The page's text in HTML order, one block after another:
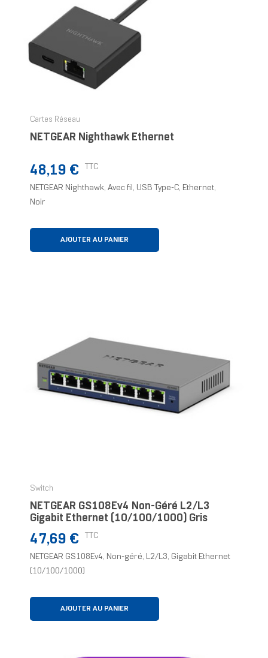
Cartes Réseau
NETGEAR Nighthawk Ethernet
Prix
48,19 € TTC
NETGEAR Nighthawk, Avec fil, USB Type-C, Ethernet,
Noir
AJOUTER AU PANIER
Switch
NETGEAR GS108Ev4 Non-Géré L2/L3
Gigabit Ethernet (10/100/1000) Gris
Prix
47,69 € TTC
NETGEAR GS108Ev4, Non-géré, L2/L3, Gigabit Ethernet
(10/100/1000)
AJOUTER AU PANIER